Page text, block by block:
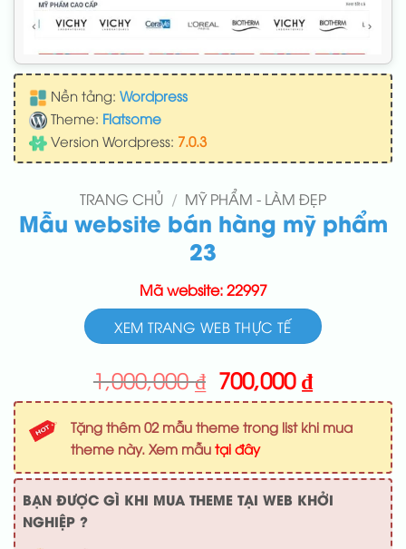
Nền tảng: Wordpress
Theme: Flatsome
Version Wordpress: 7.0.3
TRANG CHỦ / MỸ PHẨM - LÀM ĐẸP
Mẫu website bán hàng mỹ phẩm
23
Mã website: 22997
XEM TRANG WEB THỰC TẾ
1,000,000₫ Giá
gốc
là:
1,000,000 ₫.
700,000₫Giá
hiện
tại
700,000
Tặng thêm 02 mẫu theme trong list khi mua
theme này. Xem mẫu tại đây
BẠN ĐƯỢC GÌ KHI MUA THEME TẠI WEB KHỞI
NGHIỆP ?